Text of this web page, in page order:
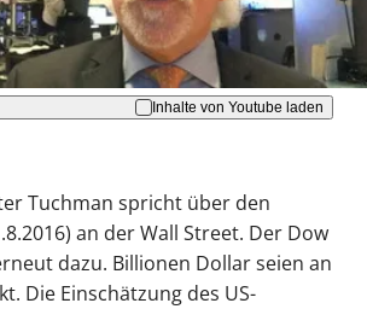
Akzeptieren
Inhalte von Youtube laden
Tuchman spricht über den
an der Wall Street. Der Dow
dazu. Billionen Dollar seien an
Die Einschätzung des US-